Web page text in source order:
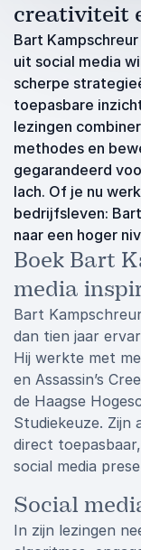
creativiteit
Bart
uit social media
scherpe
toepasbare
lezingen
methodes en
gegarandeerd
lach. Of je nu
bedrijfsleven:
naar een hoger
Boek Bart
media
Bart
dan tien jaar
Hij werkte met
en Assassin’s
de Haagse
Studiekeuze. Zijn
direct
social media
Social
In zijn lezingen